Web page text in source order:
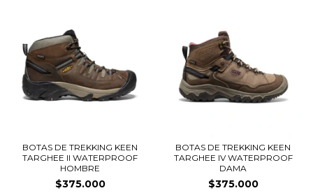
BOTAS DE TREKKING KEEN
TARGHEE II WATERPROOF
HOMBRE
$375.000
BOTAS DE TREKKING KEEN
TARGHEE IV WATERPROOF
DAMA
$375.000